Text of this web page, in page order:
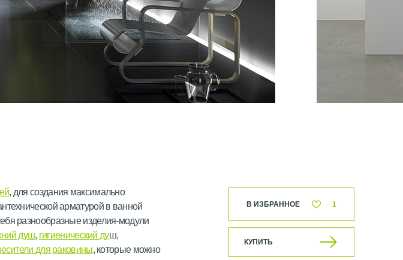
, для создания максимально
арматурой в ванной
разнообразные изделия-модули
душ, гигиенический душ,
для раковины, которые можно
В ИЗБРАННОЕ 1
КУПИТЬ